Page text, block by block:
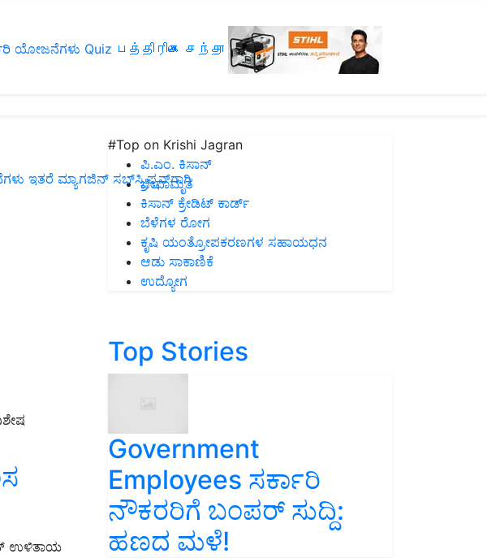
ಯೋಜನೆಗಳು Quiz பத்திரிகை சந்தா
ಇತರೆ ಮ್ಯಾಗಜಿನ್‌ ಸಬ್‌ಸ್ಕ್ರಿಪ್ಷನ್‌ಗಾಗಿ
ಉಳಿತಾಯ
#Top on Krishi Jagran
ಪಿ.ಎಂ. ಕಿಸಾನ್
ಜೀವಾಮೃತ
ಕಿಸಾನ್ ಕ್ರೇಡಿಟ್ ಕಾರ್ಡ್
ಬೆಳೆಗಳ ರೋಗ
ಕೃಷಿ ಯಂತ್ರೋಪಕರಣಗಳ ಸಹಾಯಧನ
ಆಡು ಸಾಕಾಣಿಕೆ
ಉದ್ಯೋಗ
Top Stories
Government
Employees ಸರ್ಕಾರಿ
ನೌಕರರಿಗೆ ಬಂಪರ್‌ ಸುದ್ದಿ:
ಹಣದ ಮಳೆ!